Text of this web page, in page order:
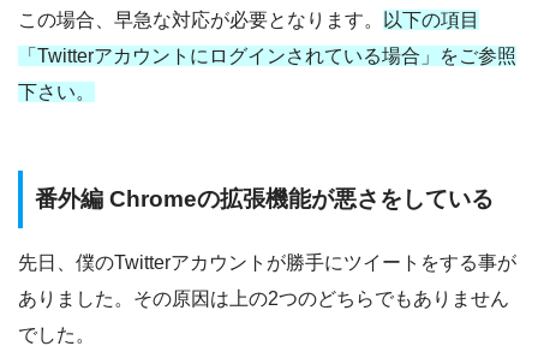
この場合、早急な対応が必要となります。
以下の項目
「Twitterアカウントにログインされている場合」をご参照
下さい。
番外編 Chromeの拡張機能が悪さをしている
先日、僕のTwitterアカウントが勝手にツイートをする事が
ありました。その原因は上の2つのどちらでもありません
でした。